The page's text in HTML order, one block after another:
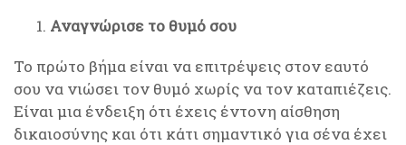
Αναγνώρισε το θυμό σου
Το πρώτο βήμα είναι να επιτρέψεις στον εαυτό
σου να νιώσει τον θυμό χωρίς να τον καταπιέζεις.
Είναι μια ένδειξη ότι έχεις έντονη αίσθηση
δικαιοσύνης και ότι κάτι σημαντικό για σένα έχει